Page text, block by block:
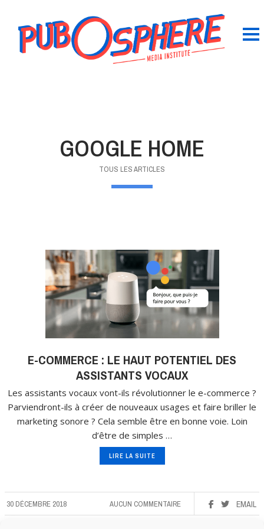
GOOGLE HOME
TOUS LES ARTICLES
E-COMMERCE : LE HAUT POTENTIEL DES
ASSISTANTS VOCAUX
Les assistants vocaux vont-ils révolutionner le e-commerce ?
Parviendront-ils à créer de nouveaux usages et faire briller le
marketing sonore ? Cela semble être en bonne voie. Loin
d’être de simples …
LIRE LA SUITE
30 DÉCEMBRE 2018 EMAIL
AUCUN COMMENTAIRE